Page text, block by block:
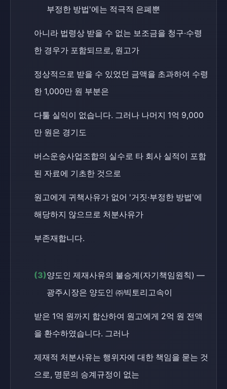
부정한 방법'에는 적극적 은폐뿐
아니라 법령상 받을 수 없는 보조금을 청구·수령
한 경우가 포함되므로, 원고가
정상적으로 받을 수 있었던 금액을 초과하여 수령
한 1,000만 원 부분은
다툴 실익이 없습니다. 그러나 나머지 1억 9,000
만 원은 경기도
버스운송사업조합의 실수로 타 회사 실적이 포함
된 자료에 기초한 것으로
원고에게 귀책사유가 없어 '거짓·부정한 방법'에
해당하지 않으므로 처분사유가
부존재합니다.
(3)양도인 제재사유의 불승계(자기책임원칙) —
광주시장은 양도인 ㈜빅토리고속이
받은 1억 원까지 합산하여 원고에게 2억 원 전액
을 환수하였습니다. 그러나
제재적 처분사유는 행위자에 대한 책임을 묻는 것
으로, 명문의 승계규정이 없는